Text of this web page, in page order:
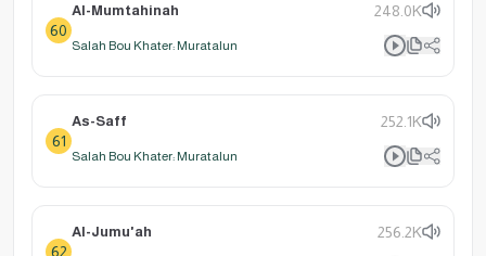
60
Al-Mumtahinah 248.0K
Salah Bou Khater: Muratalun
61
As-Saff 252.1K
Salah Bou Khater: Muratalun
62
Al-Jumu'ah 256.2K